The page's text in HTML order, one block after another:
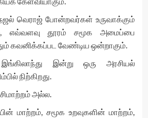
வெராஜ் போன்றவர்கள் உருவாக்கும்
எவ்வளவு தூரம் சமூக அமைப்பை
கவனிக்கப்பட வேண்டிய ஒன்றாகும்.
இன்று ஒரு அரசியல்
நிற்கிறது.
அல்ல.
மாற்றம், சமூக உறவுகளின் மாற்றம்,